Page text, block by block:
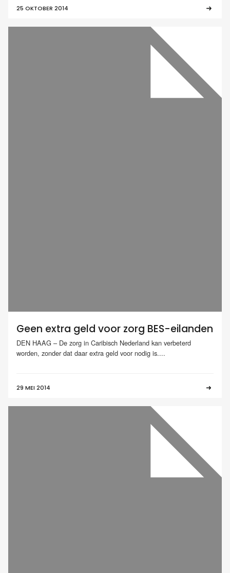
25 OKTOBER 2014
Geen extra geld voor zorg BES-eilanden
DEN HAAG – De zorg in Caribisch Nederland kan verbeterd
worden, zonder dat daar extra geld voor nodig is....
29 MEI 2014